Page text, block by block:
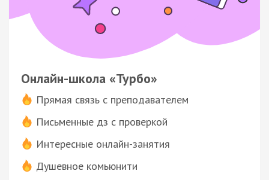
Онлайн-школа «Турбо»
Прямая связь с преподавателем
Письменные дз с проверкой
Интересные онлайн-занятия
Душевное комьюнити